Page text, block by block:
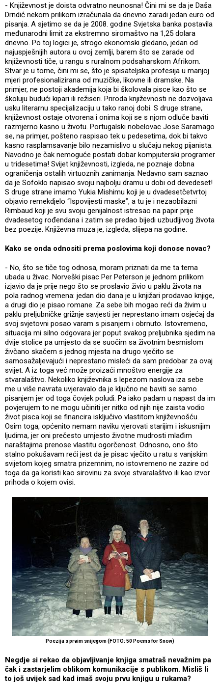
- Književnost je doista odvratno neunosna! Čini mi se da je Daša
Drndić nekom prilikom izračunala da dnevno zaradi jedan euro od
pisanja. A sjetimo se da je 2008. godine Svjetska banka postavila
međunarodni limit za ekstremno siromaštvo na 1,25 dolara
dnevno. Po toj logici je, strogo ekonomski gledano, jedan od
najuspješnijih autora u ovoj zemlji, barem što se zarade od
književnosti tiče, u rangu s ruralnom podsaharskom Afrikom.
Stvar je u tome, čini mi se, što je spisateljska profesija u manjoj
mjeri profesionalizirana od muzičke, likovne ili dramske. Na
primjer, ne postoji akademija koja bi školovala pisce kao što se
školuju budući kipari ili režiseri. Priroda književnosti ne dozvoljava
usku literarnu specijalizaciju u tako ranoj dobi. S druge strane,
književnost ostaje otvorena i onima koji se s njom odluče baviti
razmjerno kasno u životu. Portugalski nobelovac Jose Saramago
se, na primjer, pošteno raspisao tek u pedesetima, dok bi takvo
kasno rasplamsavanje bilo nezamislivo u slučaju nekog pijanista.
Navodno je čak nemoguće postati dobar kompjuterski programer
u tridesetima! Svijet književnosti, izgleda, ne poznaje dobna
ograničenja ostalih virtuoznih zanimanja. Nedavno sam saznao
da je Sofoklo napisao svoju najbolju dramu u dobi od devedeset!
S druge strane imamo Yukia Mishimu koji je u dvadesetčetvrtoj
objavio remekdjelo “Ispovijesti maske”, a tu je i nezaobilazni
Rimbaud koji je svu svoju genijalnost istresao na papir prije
dvadesetog rođendana i zatim se predao bijedi uzbudljivog života
bez poezije. Književna muza je, izgleda, slijepa na godine.
Kako se onda odnositi prema poslovima koji donose novac?
- No, što se tiče tog odnosa, moram priznati da me ta tema
ubada u živac. Norveški pisac Per Peterson je jednom prilikom
izjavio da je prije nego što se proslavio živio u paklu života na
pola radnog vremena: jedan dio dana je u knjižari prodavao knjige,
a drugi dio je pisao romane. Za sebe bih mogao reći da živim u
paklu preljubničke grižnje savjesti jer neprestano imam osjećaj da
svoj svjetovni posao varam s pisanjem i obrnuto. Istovremeno,
situacija mi silno odgovara jer poput svakog preljubnika sjedim na
dvije stolice pa umjesto da se suočim sa životnim besmislom
živčano skačem s jednog mjesta na drugo vječito se
samosažaljevajući i neprestano misleći da sam predobar za ovaj
svijet. A iz toga već može proizaći mnoštvo energije za
stvaralaštvo. Nekoliko književnika s lepezom naslova iza sebe
me u više navrata uvjeravalo da je ključno ne baviti se samo
pisanjem jer od toga čovjek poludi. Pa iako padam u napast da im
povjerujem to ne mogu učiniti jer nitko od njih nije zaista vodio
život pisca koji se financira isključivo vlastitom književnošću.
Osim toga, općenito nemam naviku vjerovati starijim i iskusnijim
ljudima, jer oni prečesto umjesto životne mudrosti mlađim
naraštajima prenose vlastitu ogorčenost. Odnosno, ono što
stalno pokušavam reći jest da je pisac vječito u ratu s vanjskim
svijetom kojeg smatra prizemnim, no istovremeno ne zazire od
toga da ga koristi kao sirovinu za svoje stvaralaštvo ili kao izvor
prihoda o kojem ovisi.
Poezija s prvim snijegom (FOTO: 50 Poems for Snow)
Negdje si rekao da objavljivanje knjiga smatraš nevažnim pa
čak i zastarjelim oblikom komunikacije s publikom. Misliš li
to još uvijek sad kad imaš svoju prvu knjigu u rukama?